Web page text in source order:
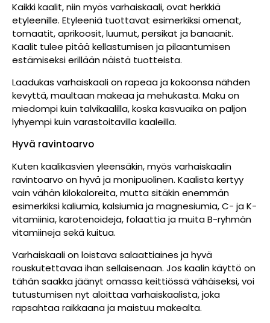
Kaikki kaalit, niin myös varhaiskaali, ovat herkkiä
etyleenille. Etyleeniä tuottavat esimerkiksi omenat,
tomaatit, aprikoosit, luumut, persikat ja banaanit.
Kaalit tulee pitää kellastumisen ja pilaantumisen
estämiseksi erillään näistä tuotteista.
Laadukas varhaiskaali on rapeaa ja kokoonsa nähden
kevyttä, maultaan makeaa ja mehukasta. Maku on
miedompi kuin talvikaalilla, koska kasvuaika on paljon
lyhyempi kuin varastoitavilla kaaleilla.
Hyvä ravintoarvo
Kuten kaalikasvien yleensäkin, myös varhaiskaalin
ravintoarvo on hyvä ja monipuolinen. Kaalista kertyy
vain vähän kilokaloreita, mutta sitäkin enemmän
esimerkiksi kaliumia, kalsiumia ja magnesiumia, C- ja K-
vitamiinia, karotenoideja, folaattia ja muita B-ryhmän
vitamiineja sekä kuitua.
Varhaiskaali on loistava salaattiaines ja hyvä
rouskutettavaa ihan sellaisenaan. Jos kaalin käyttö on
tähän saakka jäänyt omassa keittiössä vähäiseksi, voi
tutustumisen nyt aloittaa varhaiskaalista, joka
rapsahtaa raikkaana ja maistuu makealta.